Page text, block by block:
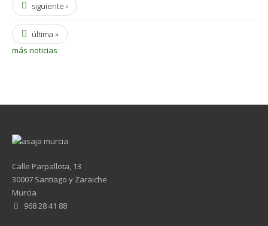
siguiente ›
última »
más noticias
Calle Parpallota, 13
30007 Santiago y Zaraiche
Murcia
968 28 41 88